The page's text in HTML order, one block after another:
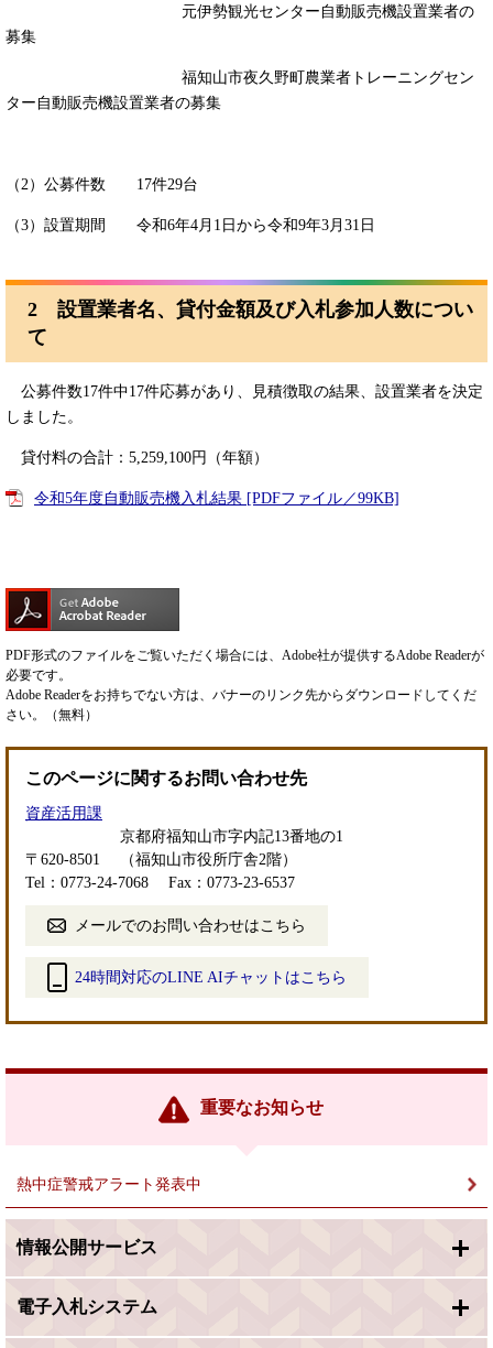
元伊勢観光センター自動販売機設置業者の
募集
福知山市夜久野町農業者トレーニングセン
ター自動販売機設置業者の募集
（2）公募件数 17件29台
（3）設置期間 令和6年4月1日から令和9年3月31日
2 設置業者名、貸付金額及び入札参加人数につい
て
公募件数17件中17件応募があり、見積徴取の結果、設置業者を決定
しました。
貸付料の合計：5,259,100円（年額）
令和5年度自動販売機入札結果 [PDFファイル／99KB]
PDF形式のファイルをご覧いただく場合には、Adobe社が提供するAdobe Readerが
必要です。
Adobe Readerをお持ちでない方は、バナーのリンク先からダウンロードしてくだ
さい。（無料）
このページに関するお問い合わせ先
資産活用課
〒620-8501
京都府福知山市字内記13番地の1
（福知山市役所庁舎2階）
Tel：0773-24-7068
Fax：0773-23-6537
メールでのお問い合わせはこちら
24時間対応のLINE AIチャットはこちら
リ
重要なお知らせ
熱中症警戒アラート発表中
情報公開サービス
電子入札システム